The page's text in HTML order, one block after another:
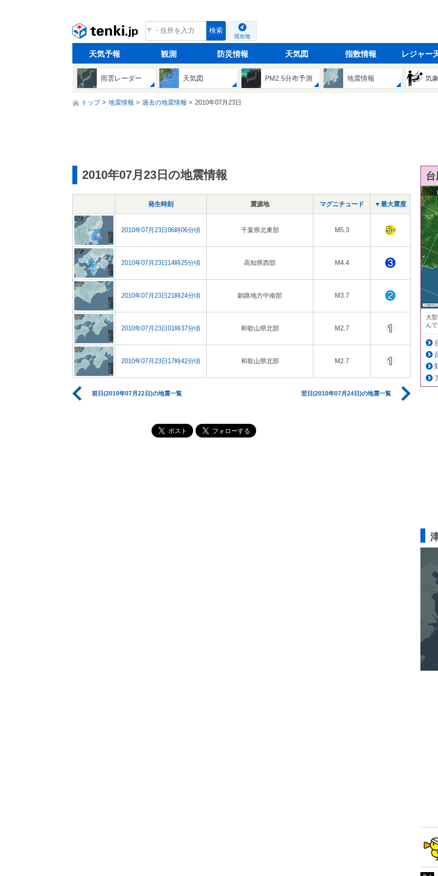
tenki.jp 検索
現在地
天気予報 観測 防災情報 天気図 指数情報 レジャー
雨雲レーダー 天気図 PM2.5分布予測 地震情報 気
トップ 地震情報 過去の地震情報 2010年07月23日
2010年07月23日の地震情報
発生時刻 震源地 マグニチュード ▼最大震度
2010年07月23日06時06分頃 千葉県北東部 M5.3
2010年07月23日14時25分頃 高知県西部 M4.4
2010年07月23日21時24分頃 釧路地方中南部 M3.7
2010年07月23日01時37分頃 和歌山県北部 M2.7
2010年07月23日17時42分頃 和歌山県北部 M2.7
前日(2010年07月22日)の地震一覧 翌日(2010年07月24日)の地震一覧
大
ん